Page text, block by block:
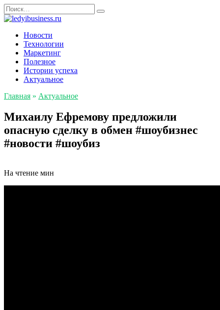
Перейти
к
содержанию
Search
for:
Новости
Технологии
Маркетинг
Полезное
Истории успеха
Актуальное
Главная » Актуальное
Михаилу Ефремову предложили
опасную сделку в обмен #шоубизнес
#новости #шоубиз
На чтение мин